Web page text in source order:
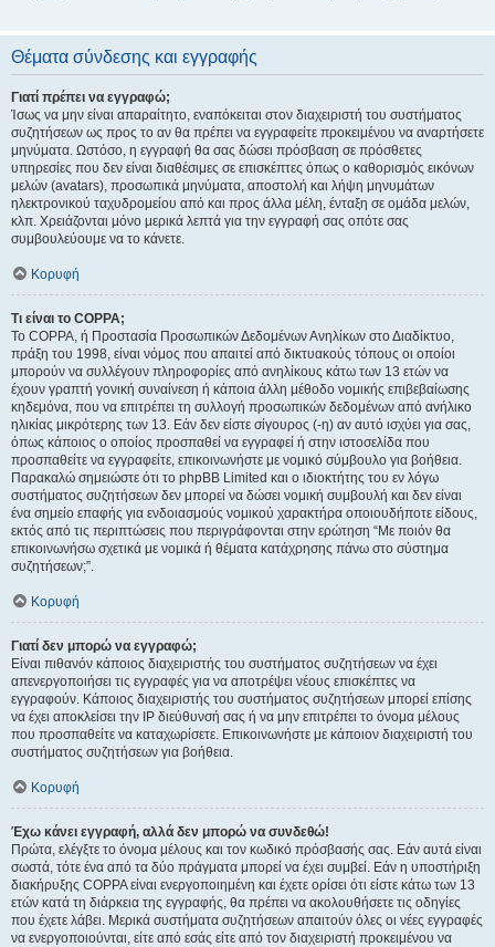
Θέματα σύνδεσης και εγγραφής
Γιατί πρέπει να εγγραφώ;
Ίσως να μην είναι απαραίτητο, εναπόκειται στον διαχειριστή του συστήματος
συζητήσεων ως προς το αν θα πρέπει να εγγραφείτε προκειμένου να αναρτήσετε
μηνύματα. Ωστόσο, η εγγραφή θα σας δώσει πρόσβαση σε πρόσθετες
υπηρεσίες που δεν είναι διαθέσιμες σε επισκέπτες όπως ο καθορισμός εικόνων
μελών (avatars), προσωπικά μηνύματα, αποστολή και λήψη μηνυμάτων
ηλεκτρονικού ταχυδρομείου από και προς άλλα μέλη, ένταξη σε ομάδα μελών,
κλπ. Χρειάζονται μόνο μερικά λεπτά για την εγγραφή σας οπότε σας
συμβουλεύουμε να το κάνετε.
Κορυφή
Τι είναι το COPPA;
Το COPPA, ή Προστασία Προσωπικών Δεδομένων Ανηλίκων στο Διαδίκτυο,
πράξη του 1998, είναι νόμος που απαιτεί από δικτυακούς τόπους οι οποίοι
μπορούν να συλλέγουν πληροφορίες από ανηλίκους κάτω των 13 ετών να
έχουν γραπτή γονική συναίνεση ή κάποια άλλη μέθοδο νομικής επιβεβαίωσης
κηδεμόνα, που να επιτρέπει τη συλλογή προσωπικών δεδομένων από ανήλικο
ηλικίας μικρότερης των 13. Εάν δεν είστε σίγουρος (-η) αν αυτό ισχύει για σας,
όπως κάποιος ο οποίος προσπαθεί να εγγραφεί ή στην ιστοσελίδα που
προσπαθείτε να εγγραφείτε, επικοινωνήστε με νομικό σύμβουλο για βοήθεια.
Παρακαλώ σημειώστε ότι το phpBB Limited και ο ιδιοκτήτης του εν λόγω
συστήματος συζητήσεων δεν μπορεί να δώσει νομική συμβουλή και δεν είναι
ένα σημείο επαφής για ενδοιασμούς νομικού χαρακτήρα οποιουδήποτε είδους,
εκτός από τις περιπτώσεις που περιγράφονται στην ερώτηση “Με ποιόν θα
επικοινωνήσω σχετικά με νομικά ή θέματα κατάχρησης πάνω στο σύστημα
συζητήσεων;”.
Κορυφή
Γιατί δεν μπορώ να εγγραφώ;
Είναι πιθανόν κάποιος διαχειριστής του συστήματος συζητήσεων να έχει
απενεργοποιήσει τις εγγραφές για να αποτρέψει νέους επισκέπτες να
εγγραφούν. Κάποιος διαχειριστής του συστήματος συζητήσεων μπορεί επίσης
να έχει αποκλείσει την IP διεύθυνσή σας ή να μην επιτρέπει το όνομα μέλους
που προσπαθείτε να καταχωρίσετε. Επικοινωνήστε με κάποιον διαχειριστή του
συστήματος συζητήσεων για βοήθεια.
Κορυφή
Έχω κάνει εγγραφή, αλλά δεν μπορώ να συνδεθώ!
Πρώτα, ελέγξτε το όνομα μέλους και τον κωδικό πρόσβασής σας. Εάν αυτά είναι
σωστά, τότε ένα από τα δύο πράγματα μπορεί να έχει συμβεί. Εάν η υποστήριξη
διακήρυξης COPPA είναι ενεργοποιημένη και έχετε ορίσει ότι είστε κάτω των 13
ετών κατά τη διάρκεια της εγγραφής, θα πρέπει να ακολουθήσετε τις οδηγίες
που έχετε λάβει. Μερικά συστήματα συζητήσεων απαιτούν όλες οι νέες εγγραφές
να ενεργοποιούνται, είτε από εσάς είτε από τον διαχειριστή προκειμένου να